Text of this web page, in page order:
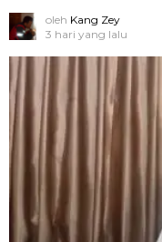
oleh Kang Zey
3 hari yang lalu